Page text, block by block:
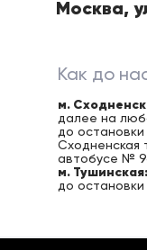
Москва,
Как до
м.
далее на
до
Сходненская
автобусе №
м. Тушинская:
до остановки